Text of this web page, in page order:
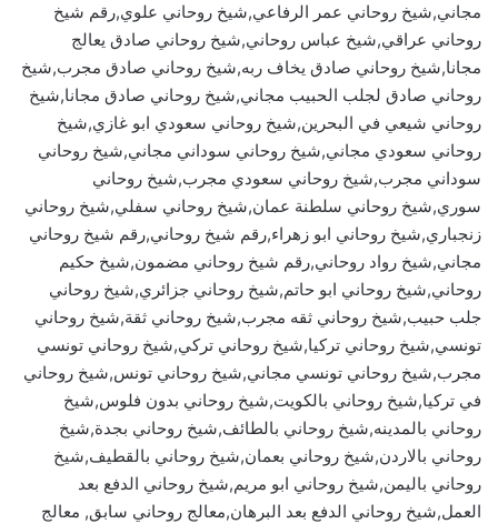
مجاني,شيخ روحاني عمر الرفاعي,شيخ روحاني علوي,رقم شيخ
روحاني عراقي,شيخ عباس روحاني,شيخ روحاني صادق يعالج
مجانا,شيخ روحاني صادق يخاف ربه,شيخ روحاني صادق مجرب,شيخ
روحاني صادق لجلب الحبيب مجاني,شيخ روحاني صادق مجانا,شيخ
روحاني شيعي في البحرين,شيخ روحاني سعودي ابو غازي,شيخ
روحاني سعودي مجاني,شيخ روحاني سوداني مجاني,شيخ روحاني
سوداني مجرب,شيخ روحاني سعودي مجرب,شيخ روحاني
سوري,شيخ روحاني سلطنة عمان,شيخ روحاني سفلي,شيخ روحاني
زنجباري,شيخ روحاني ابو زهراء,رقم شيخ روحاني,رقم شيخ روحاني
مجاني,شيخ رواد روحاني,رقم شيخ روحاني مضمون,شيخ حكيم
روحاني,شيخ روحاني ابو حاتم,شيخ روحاني جزائري,شيخ روحاني
جلب حبيب,شيخ روحاني ثقه مجرب,شيخ روحاني ثقة,شيخ روحاني
تونسي,شيخ روحاني تركيا,شيخ روحاني تركي,شيخ روحاني تونسي
مجرب,شيخ روحاني تونسي مجاني,شيخ روحاني تونس,شيخ روحاني
في تركيا,شيخ روحاني بالكويت,شيخ روحاني بدون فلوس,شيخ
روحاني بالمدينه,شيخ روحاني بالطائف,شيخ روحاني بجدة,شيخ
روحاني بالاردن,شيخ روحاني بعمان,شيخ روحاني بالقطيف,شيخ
روحاني باليمن,شيخ روحاني ابو مريم,شيخ روحاني الدفع بعد
العمل,شيخ روحاني الدفع بعد البرهان,معالج روحاني سابق, معالج